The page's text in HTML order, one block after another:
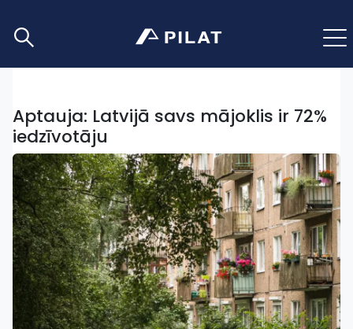
Aptauja: Latvijā savs mājoklis ir 72%
iedzīvotāju